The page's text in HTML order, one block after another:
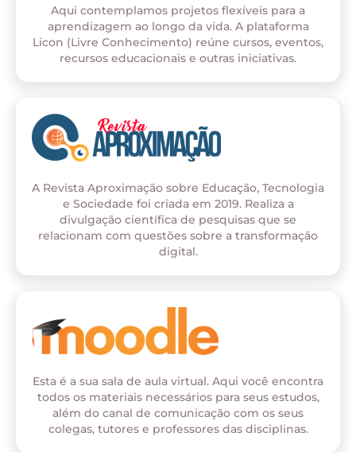
Aqui contemplamos projetos flexíveis para a
aprendizagem ao longo da vida. A plataforma
Licon (Livre Conhecimento) reúne cursos, eventos,
recursos educacionais e outras iniciativas.
A Revista Aproximação sobre Educação, Tecnologia
e Sociedade foi criada em 2019. Realiza a
divulgação científica de pesquisas que se
relacionam com questões sobre a transformação
digital.
Esta é a sua sala de aula virtual. Aqui você encontra
todos os materiais necessários para seus estudos,
além do canal de comunicação com os seus
colegas, tutores e professores das disciplinas.